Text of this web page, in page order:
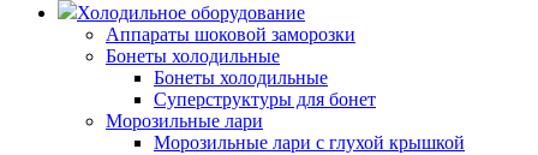
Холодильное оборудование
Аппараты шоковой заморозки
Бонеты холодильные
Бонеты холодильные
Суперструктуры для бонет
Морозильные лари
Морозильные лари с глухой крышкой